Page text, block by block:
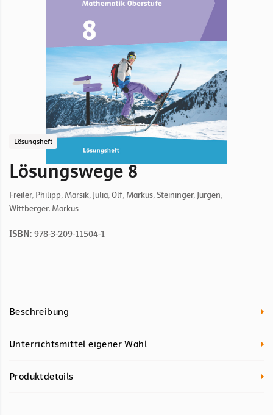
Lösungsheft
Lösungswege 8
Freiler, Philipp; Marsik, Julia; Olf, Markus; Steininger, Jürgen;
Wittberger, Markus
ISBN: 978-3-209-11504-1
Beschreibung
Unterrichtsmittel eigener Wahl
Produktdetails